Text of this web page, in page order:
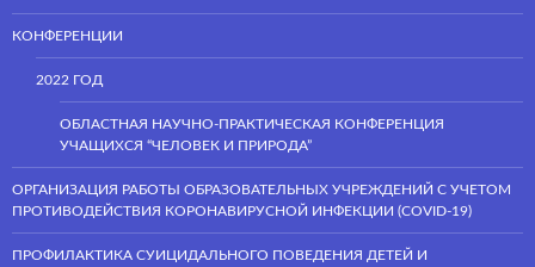
КОНФЕРЕНЦИИ
2022 ГОД
ОБЛАСТНАЯ НАУЧНО-ПРАКТИЧЕСКАЯ КОНФЕРЕНЦИЯ
УЧАЩИХСЯ “ЧЕЛОВЕК И ПРИРОДА”
ОРГАНИЗАЦИЯ РАБОТЫ ОБРАЗОВАТЕЛЬНЫХ УЧРЕЖДЕНИЙ С УЧЕТОМ
ПРОТИВОДЕЙСТВИЯ КОРОНАВИРУСНОЙ ИНФЕКЦИИ (COVID-19)
ПРОФИЛАКТИКА СУИЦИДАЛЬНОГО ПОВЕДЕНИЯ ДЕТЕЙ И